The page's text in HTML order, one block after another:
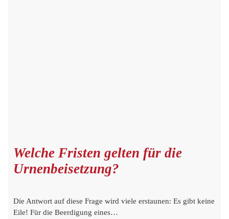
Welche Fristen gelten für die
Urnenbeisetzung?
Die Antwort auf diese Frage wird viele erstaunen: Es gibt keine
Eile! Für die Beerdigung eines…